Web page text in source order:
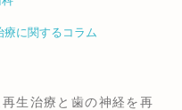
療に関するコラム
生治療と歯の神経を再